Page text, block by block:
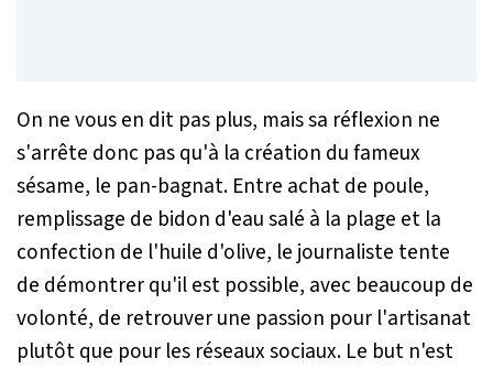
On ne vous en dit pas plus, mais sa réflexion ne
s'arrête donc pas qu'à la création du fameux
sésame, le pan-bagnat. Entre achat de poule,
remplissage de bidon d'eau salé à la plage et la
confection de l'huile d'olive, le journaliste tente
de démontrer qu'il est possible, avec beaucoup de
volonté, de retrouver une passion pour l'artisanat
plutôt que pour les réseaux sociaux. Le but n'est